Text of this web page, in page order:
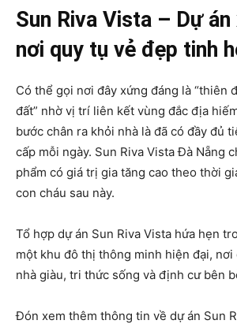
Sun Riva Vista – Dự
nơi quy tụ vẻ đẹp tinh
Có thể gọi nơi đây xứng đáng là “thiên
đất” nhờ vị trí liên kết vùng đắc địa
bước chân ra khỏi nhà là đã có đầy đủ
cấp mỗi ngày. Sun Riva Vista Đà Nẵng
phẩm có giá trị gia tăng cao theo thời
con cháu sau này.
Tổ hợp dự án Sun Riva Vista hứa hẹn
một khu đô thị thông minh hiện đại,
nhà giàu, tri thức sống và định cư bên
Đón xem thêm thông tin về dự án Sun